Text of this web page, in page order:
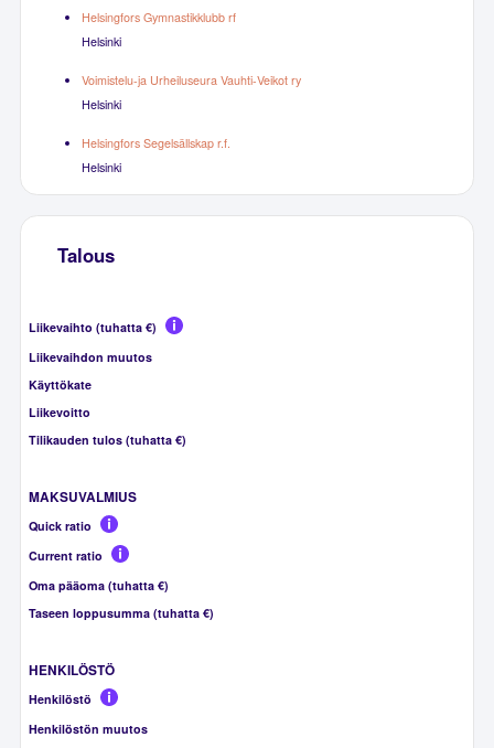
Helsingfors Gymnastikklubb rf
Helsinki
Voimistelu-ja Urheiluseura Vauhti-Veikot ry
Helsinki
Helsingfors Segelsällskap r.f.
Helsinki
Talous
Liikevaihto (tuhatta €)
Liikevaihdon muutos
Käyttökate
Liikevoitto
Tilikauden tulos (tuhatta €)
MAKSUVALMIUS
Quick ratio
Current ratio
Oma pääoma (tuhatta €)
Taseen loppusumma (tuhatta €)
HENKILÖSTÖ
Henkilöstö
Henkilöstön muutos